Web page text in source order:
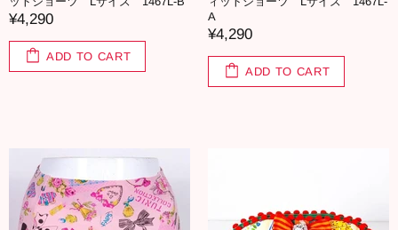
¥4,290
ADD TO CART
A
¥4,290
ADD TO CART